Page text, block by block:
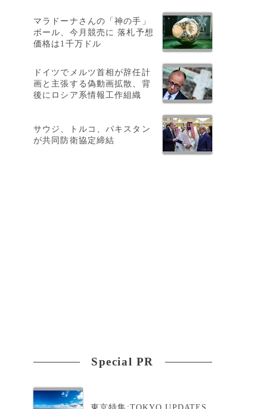
マラドーナさんの「神の手」
ボール、今月競売に 落札予想
価格は1千万ドル
ドイツでメルツ首相が辞任計
画と主張する偽動画拡散、背
後にロシア系情報工作組織
サウジ、トルコ、パキスタン
が共同防衛協定締結
Special PR
東京特集:TOKYO UPDATES